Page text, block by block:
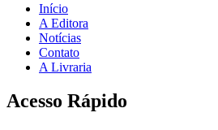
Início
A Editora
Notícias
Contato
A Livraria
Acesso Rápido